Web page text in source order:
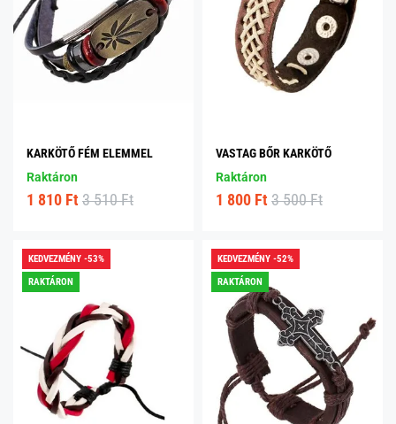
KARKÖTŐ FÉM ELEMMEL
Raktáron
1 810 Ft 3 510 Ft
VASTAG BŐR KARKÖTŐ
Raktáron
1 800 Ft 3 500 Ft
KEDVEZMÉNY -53%
RAKTÁRON
KEDVEZMÉNY -52%
RAKTÁRON